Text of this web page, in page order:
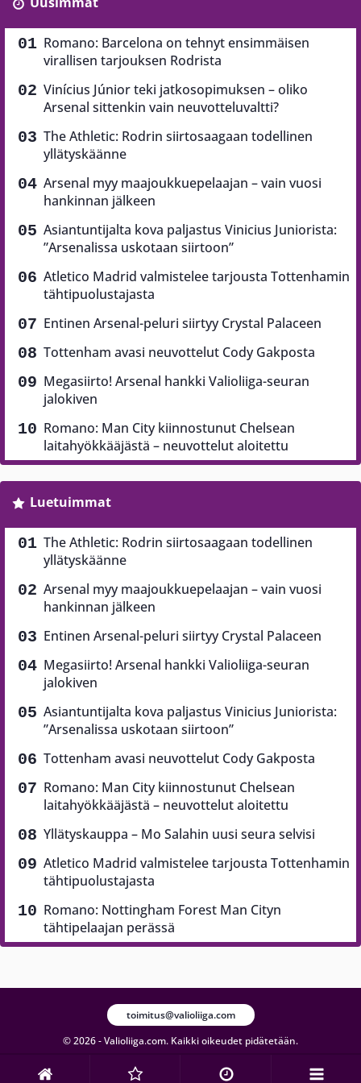
Romano: Barcelona on tehnyt ensimmäisen
virallisen tarjouksen Rodrista
Vinícius Júnior teki jatkosopimuksen – oliko
Arsenal sittenkin vain neuvotteluvaltti?
The Athletic: Rodrin siirtosaagaan todellinen
yllätyskäänne
Arsenal myy maajoukkuepelaajan – vain vuosi
hankinnan jälkeen
Asiantuntijalta kova paljastus Vinicius Juniorista:
”Arsenalissa uskotaan siirtoon”
Atletico Madrid valmistelee tarjousta Tottenhamin
tähtipuolustajasta
Entinen Arsenal-peluri siirtyy Crystal Palaceen
Tottenham avasi neuvottelut Cody Gakposta
Megasiirto! Arsenal hankki Valioliiga-seuran
jalokiven
Romano: Man City kiinnostunut Chelsean
laitahyökkääjästä – neuvottelut aloitettu
Luetuimmat
The Athletic: Rodrin siirtosaagaan todellinen
yllätyskäänne
Arsenal myy maajoukkuepelaajan – vain vuosi
hankinnan jälkeen
Entinen Arsenal-peluri siirtyy Crystal Palaceen
Megasiirto! Arsenal hankki Valioliiga-seuran
jalokiven
Asiantuntijalta kova paljastus Vinicius Juniorista:
”Arsenalissa uskotaan siirtoon”
Tottenham avasi neuvottelut Cody Gakposta
Romano: Man City kiinnostunut Chelsean
laitahyökkääjästä – neuvottelut aloitettu
Yllätyskauppa – Mo Salahin uusi seura selvisi
Atletico Madrid valmistelee tarjousta Tottenhamin
tähtipuolustajasta
Romano: Nottingham Forest Man Cityn
tähtipelaajan perässä
© 2026 - Valioliiga.com. Kaikki oikeudet pidätetään.
toimitus@valioliiga.com